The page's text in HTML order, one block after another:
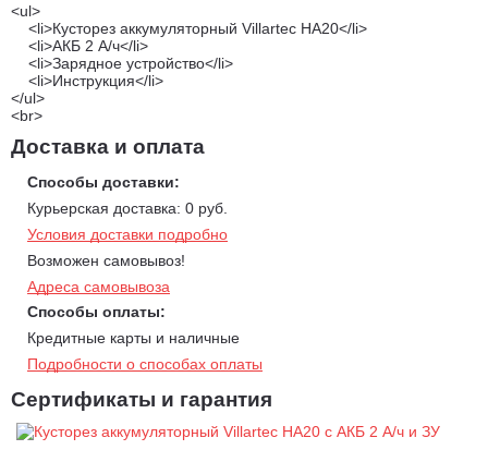
<ul>
<li>Кусторез аккумуляторный Villartec HA20</li>
<li>АКБ 2 А/ч</li>
<li>Зарядное устройство</li>
<li>Инструкция</li>
</ul>
<br>
Доставка и оплата
Способы доставки:
Курьерская доставка: 0 руб.
Условия доставки подробно
Возможен самовывоз!
Адреса самовывоза
Способы оплаты:
Кредитные карты и наличные
Подробности о способах оплаты
Сертификаты и гарантия